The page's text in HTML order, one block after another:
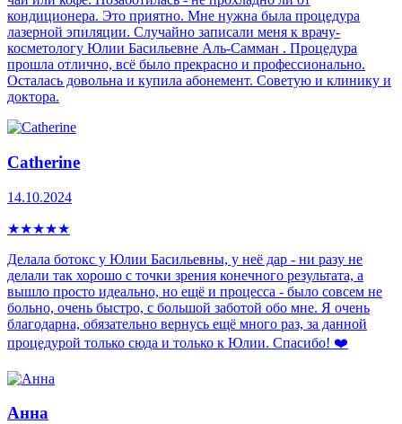
кондиционера. Это приятно. Мне нужна была процедура
лазерной эпиляции. Случайно записали меня к врачу-
косметологу Юлии Басильевне Аль-Самман . Процедура
прошла отлично, всё было прекрасно и профессионально.
Осталась довольна и купила абонемент. Советую и клинику и
доктора.
Catherine
14.10.2024
★★★★★
Делала ботокс у Юлии Басильевны, у неё дар - ни разу не
делали так хорошо с точки зрения конечного результата, а
вышло просто идеально, но ещё и процесса - было совсем не
больно, очень быстро, с большой заботой обо мне. Я очень
благодарна, обязательно вернусь ещё много раз, за данной
процедурой только сюда и только к Юлии. Спасибо! ❤️
Анна